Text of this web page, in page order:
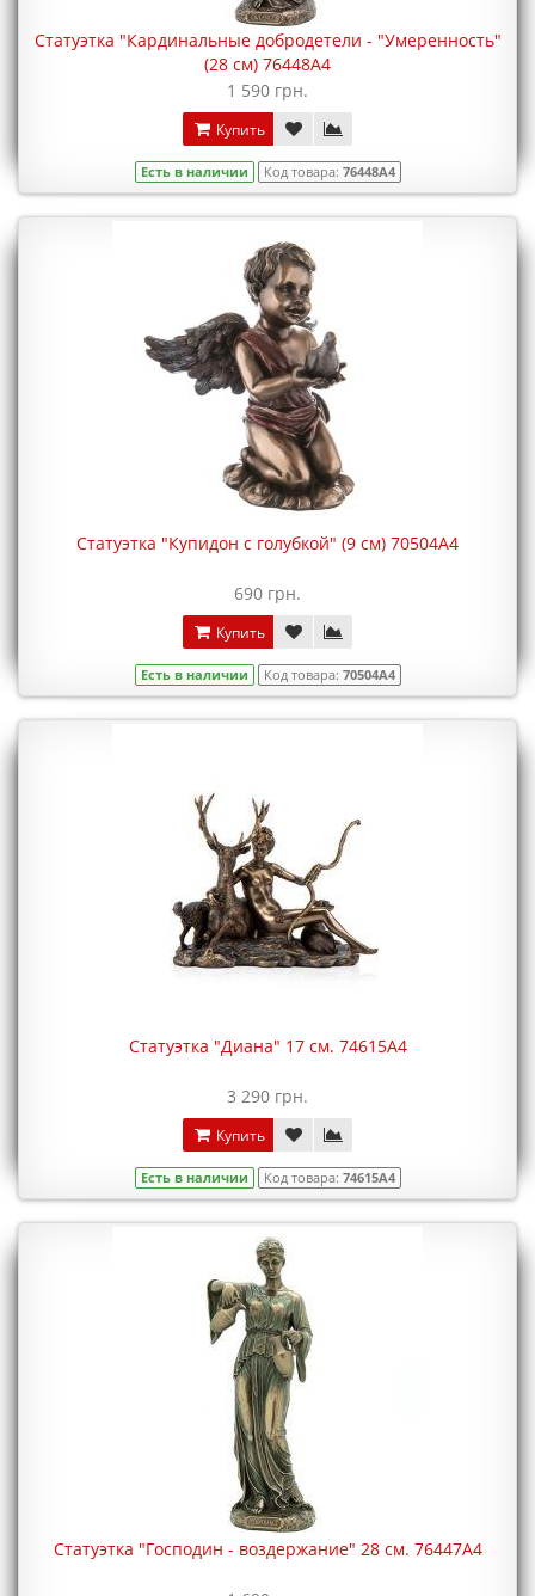
Статуэтка "Кардинальные добродетели - "Умеренность"
(28 см) 76448A4
1 590 грн.
Купить
Есть в наличии Код товара: 76448A4
Статуэтка "Купидон с голубкой" (9 см) 70504A4
690 грн.
Купить
Есть в наличии Код товара: 70504A4
Статуэтка "Диана" 17 см. 74615A4
3 290 грн.
Купить
Есть в наличии Код товара: 74615A4
Статуэтка "Господин - воздержание" 28 см. 76447A4